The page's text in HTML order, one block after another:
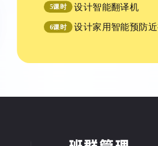
5课时 设计智能翻译机
6课时 设计家用智能预防